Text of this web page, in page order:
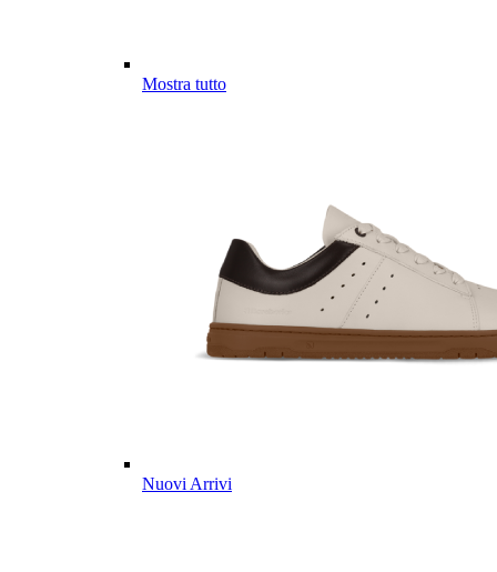
Mostra tutto
Nuovi Arrivi